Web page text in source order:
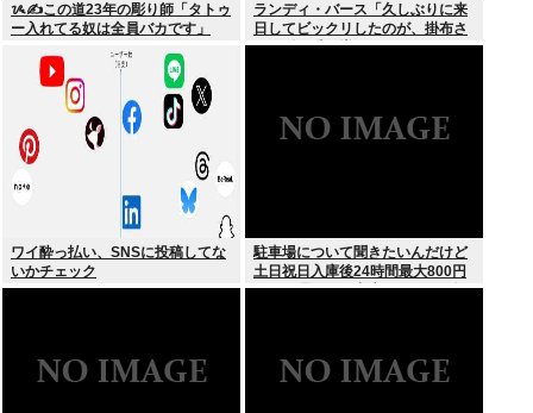
ᝰ✍この道23年の彫り師「タトゥ
ー入れてる奴は全員バカです」
ランディ・バース「久しぶりに来
日してビックリしたのが、掛布さ
んの髪の毛が増えていた。岡田さ
ワイ酔っ払い、SNSに投稿してな
いかチェック
駐車場について聞きたいんだけど
土日祝日入庫後24時間最大800円
って日曜いれて出庫日が平日の場